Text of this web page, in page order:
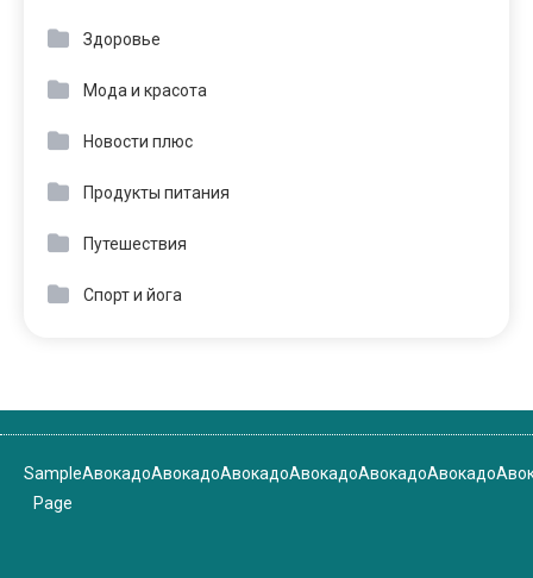
Здоровье
Мода и красота
Новости плюс
Продукты питания
Путешествия
Спорт и йога
Sample
Page
АвокадоАвокадоАвокадоАвокадоАвокадоАвокадо